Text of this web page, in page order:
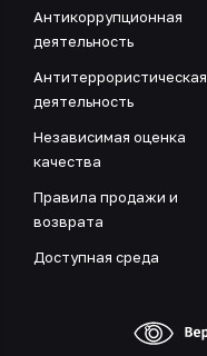
Антикоррупционная
деятельность
Антитеррористическая
деятельность
Независимая оценка
качества
Правила продажи и
возврата
Доступная среда